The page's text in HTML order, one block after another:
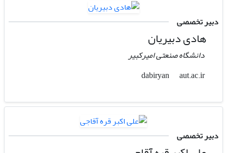
دبیر تخصصی
هادی دبیریان
دانشگاه صنعتی امیرکبیر
dabiryan
aut.ac.ir
دبیر تخصصی